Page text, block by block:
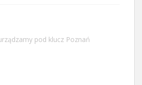
pod klucz Poznań